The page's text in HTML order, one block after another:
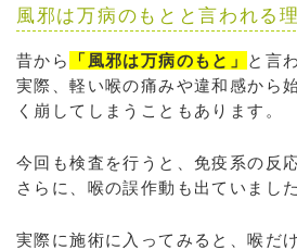
風邪は万病のもとと言われる
昔から 「風邪は万病のもと」
と言
実際、軽い喉の痛みや違和感から
く崩してしまうこともあります。
今回も検査を行うと、免疫系の反
さらに、喉の誤作動も出ていました
実際に施術に入ってみると、喉だ